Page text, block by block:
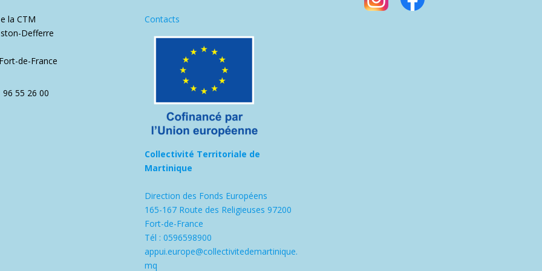
la CTM
Defferre
de-France
96 55 26 00
Contacts
Collectivité Territoriale de
Martinique
Direction des Fonds Européens
165-167 Route des Religieuses 97200
Fort-de-France
Tél : 0596598900
appui.europe@collectivitedemartinique.
mq